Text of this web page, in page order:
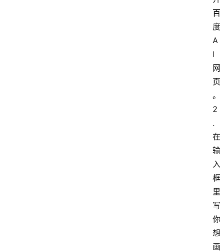
百
度
A
I
网
页
。
2
.
在
输
入
框
里
写
你
想
画